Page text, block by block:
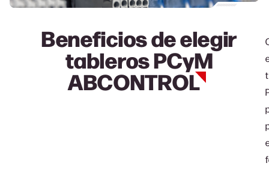
Beneficios de elegir
tableros PCyM
ABCONTROL